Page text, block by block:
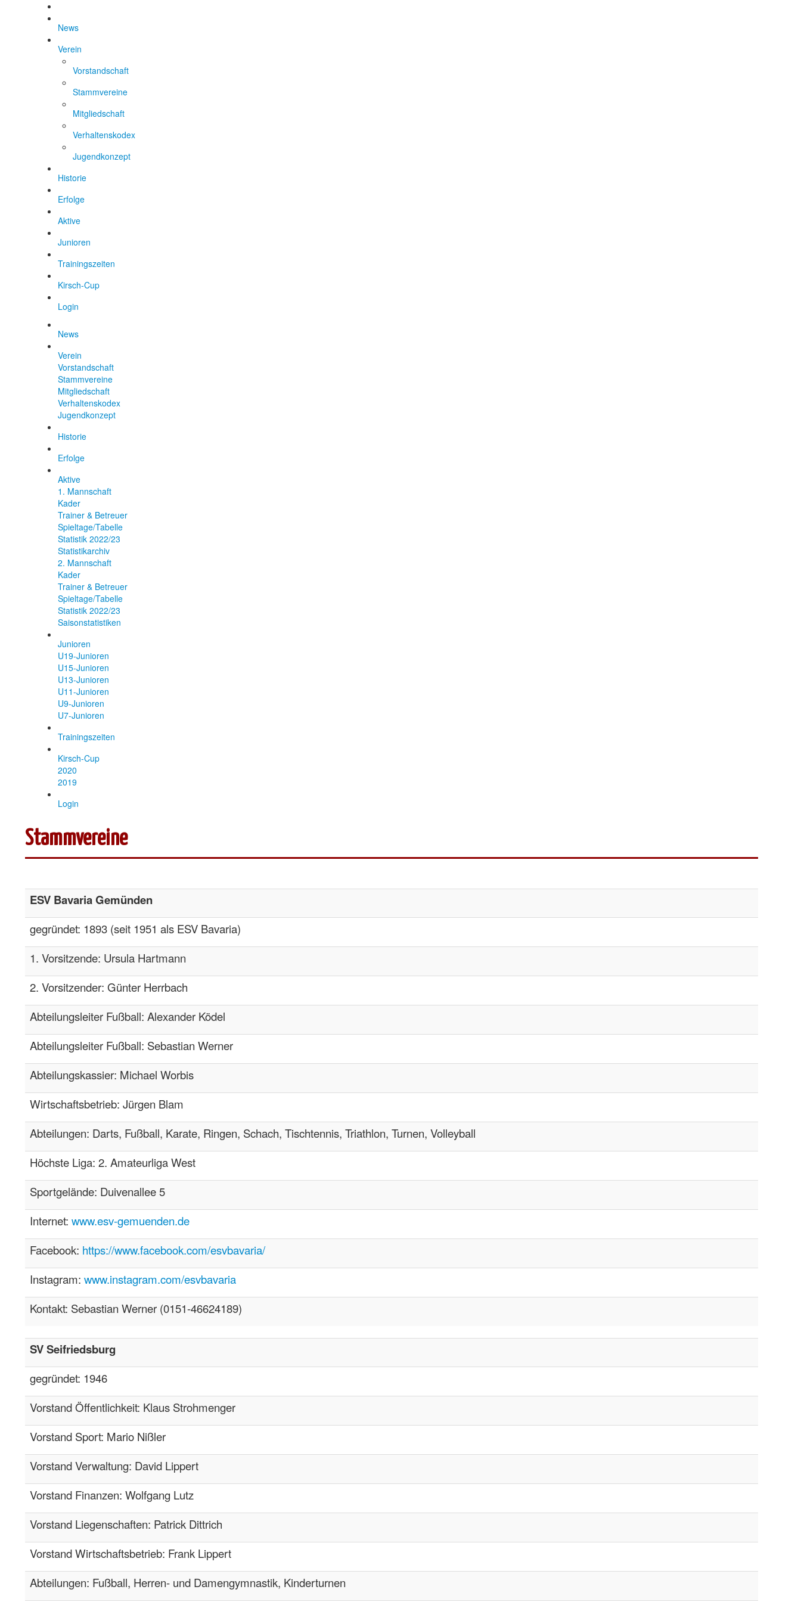
News
Verein
Vorstandschaft
Stammvereine
Mitgliedschaft
Verhaltenskodex
Jugendkonzept
Historie
Erfolge
Aktive
Junioren
Trainingszeiten
Kirsch-Cup
Login
News
Verein
Vorstandschaft
Stammvereine
Mitgliedschaft
Verhaltenskodex
Jugendkonzept
Historie
Erfolge
Aktive
1. Mannschaft
Kader
Trainer & Betreuer
Spieltage/Tabelle
Statistik 2022/23
Statistikarchiv
2. Mannschaft
Kader
Trainer & Betreuer
Spieltage/Tabelle
Statistik 2022/23
Saisonstatistiken
Junioren
U19-Junioren
U15-Junioren
U13-Junioren
U11-Junioren
U9-Junioren
U7-Junioren
Trainingszeiten
Kirsch-Cup
2020
2019
Login
Stammvereine
ESV Bavaria Gemünden
gegründet: 1893 (seit 1951 als ESV Bavaria)
1. Vorsitzende: Ursula Hartmann
2. Vorsitzender: Günter Herrbach
Abteilungsleiter Fußball: Alexander Ködel
Abteilungsleiter Fußball: Sebastian Werner
Abteilungskassier: Michael Worbis
Wirtschaftsbetrieb: Jürgen Blam
Abteilungen: Darts, Fußball, Karate, Ringen, Schach, Tischtennis, Triathlon, Turnen, Volleyball
Höchste Liga: 2. Amateurliga West
Sportgelände: Duivenallee 5
Internet: www.esv-gemuenden.de
Facebook: https://www.facebook.com/esvbavaria/
Instagram: www.instagram.com/esvbavaria
Kontakt: Sebastian Werner (0151-46624189)
SV Seifriedsburg
gegründet: 1946
Vorstand Öffentlichkeit: Klaus Strohmenger
Vorstand Sport: Mario Nißler
Vorstand Verwaltung: David Lippert
Vorstand Finanzen: Wolfgang Lutz
Vorstand Liegenschaften: Patrick Dittrich
Vorstand Wirtschaftsbetrieb: Frank Lippert
Abteilungen: Fußball, Herren- und Damengymnastik, Kinderturnen